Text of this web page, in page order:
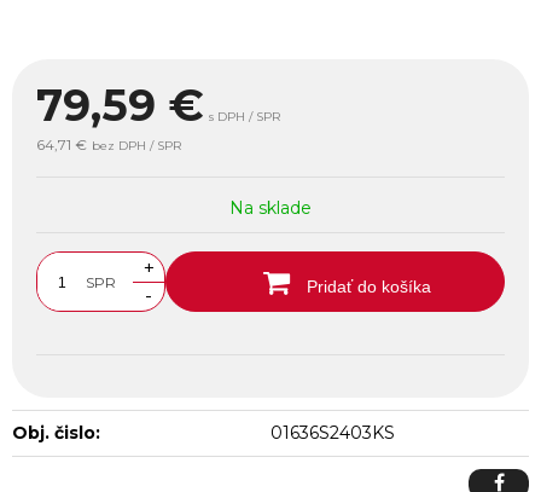
79,59 € s DPH / SPR
64,71 € bez DPH / SPR
Na sklade
SPR
+
-
Pridať do košíka
Obj. čislo: 01636S2403KS